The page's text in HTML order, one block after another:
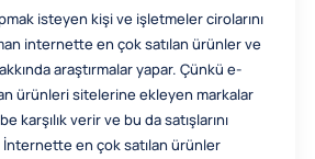
isteyen kişi ve işletmeler cirolarını
internette en çok satılan ürünler ve
araştırmalar yapar. Çünkü e-
ürünleri sitelerine ekleyen markalar
karşılık verir ve bu da satışlarını
İnternette en çok satılan ürünler